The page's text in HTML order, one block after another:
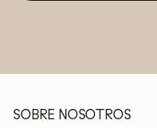
SOBRE NOSOTROS